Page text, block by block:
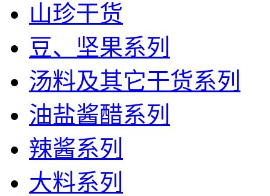
山珍干货
豆、坚果系列
汤料及其它干货系列
油盐酱醋系列
辣酱系列
大料系列